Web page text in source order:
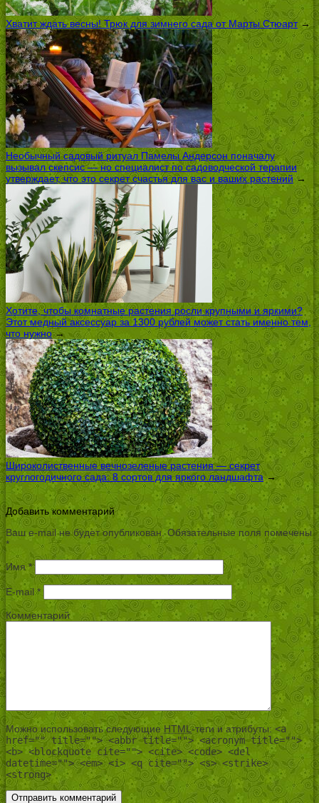
Хватит ждать весны! Трюк для зимнего сада от Марты Стюарт→
Необычный садовый ритуал Памелы Андерсон поначалу
вызывал скепсис — но специалист по садоводческой терапии
утверждает, что это секрет счастья для вас и ваших растений →
Хотите, чтобы комнатные растения росли крупными и яркими?
Этот медный аксессуар за 1300 рублей может стать именно тем,
что нужно→
Широколиственные вечнозеленые растения — секрет
круглогодичного сада: 8 сортов для яркого ландшафта→
Добавить комментарий
Ваш e-mail не будет опубликован.Обязательные поля помечены
*
Имя*
E-mail*
Комментарий
Можно использовать следующие HTML-теги и атрибуты: <a
href="" title=""> <abbr title=""> <acronym title="">
<b> <blockquote cite=""> <cite> <code> <del
datetime=""> <em> <i> <q cite=""> <s> <strike>
<strong>